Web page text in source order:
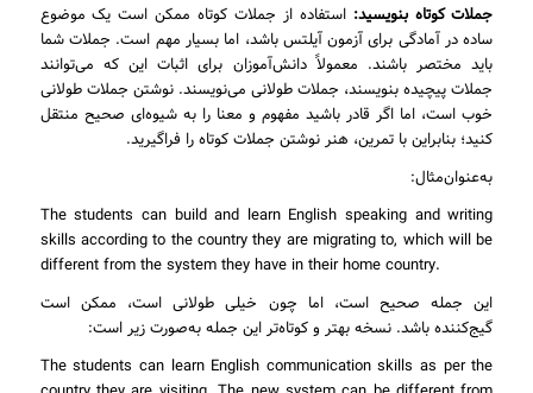
جملات کوتاه بنویسید: استفاده از جملات کوتاه ممکن است یک موضوع
ساده در آمادگی برای آزمون آیلتس باشد، اما بسیار مهم است. جملات شما
باید مختصر باشند. معمولاً دانش‌آموزان برای اثبات این که می‌توانند
جملات پیچیده بنویسند، جملات طولانی می‌نویسند. نوشتن جملات طولانی
خوب است، اما اگر قادر باشید مفهوم و معنا را به شیوه‌ای صحیح منتقل
کنید؛ بنابراین با تمرین، هنر نوشتن جملات کوتاه را فراگیرید.
به‌عنوان‌مثال:
The students can build and learn English speaking and writing
skills according to the country they are migrating to, which will be
different from the system they have in their home country.
این جمله صحیح است، اما چون خیلی طولانی است، ممکن است
گیج‌کننده باشد. نسخه بهتر و کوتاه‌تر این جمله به‌صورت زیر است:
The students can learn English communication skills as per the